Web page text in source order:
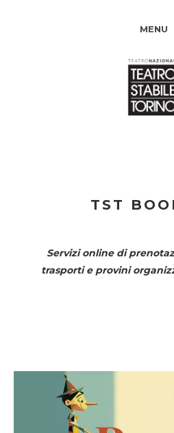
MENU
TST
Servizi online di
trasporti e provini